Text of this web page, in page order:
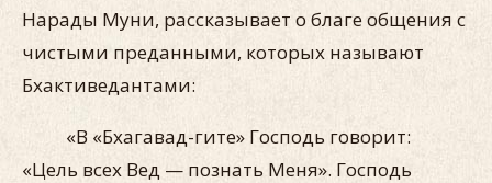
Нарады Муни, рассказывает о благе общения с
чистыми преданными, которых называют
Бхактиведантами:
«В «Бхагавад-гите» Господь говорит:
«Цель всех Вед — познать Меня». Господь